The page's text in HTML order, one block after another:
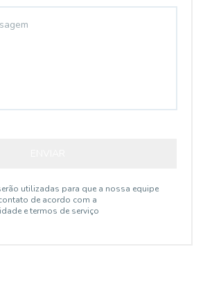
utilizadas para que a nossa equipe
de acordo com a
e termos de serviço